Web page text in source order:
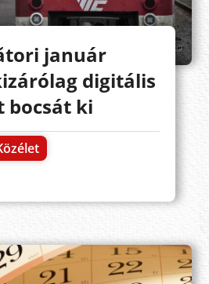
január
digitális
bocsát ki